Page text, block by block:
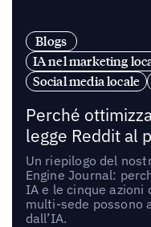
Blogs
IA nel marketing
Social media locale
Perché
legge Reddit al
Un riepilogo del
Engine Journal:
IA e le cinque azioni
multi-sede possono
dall’IA.